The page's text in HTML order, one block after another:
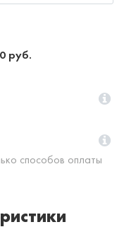
руб.
способов оплаты